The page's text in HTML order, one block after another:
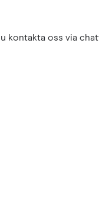
kontakta oss via